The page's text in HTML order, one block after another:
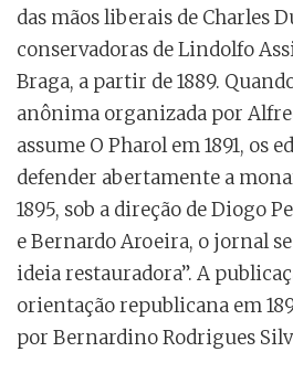
das mãos liberais de Charles
conservadoras de Lindolfo
Braga, a partir de 1889.
anônima organizada por
assume O Pharol em 1891, os
defender abertamente a
1895, sob a direção de Diogo
e Bernardo Aroeira, o jornal
ideia restauradora”. A
orientação republicana em
por Bernardino Rodrigues